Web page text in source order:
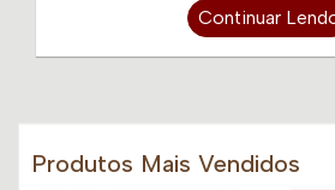
Continuar
Produtos Mais Vendidos